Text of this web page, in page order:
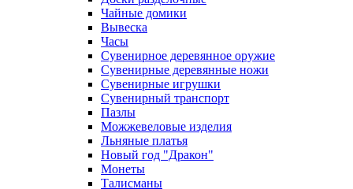
Чайные домики
Вывеска
Часы
Сувенирное деревянное оружие
Сувенирные деревянные ножи
Сувенирные игрушки
Сувенирный транспорт
Пазлы
Можжевеловые изделия
Льняные платья
Новый год "Дракон"
Монеты
Талисманы